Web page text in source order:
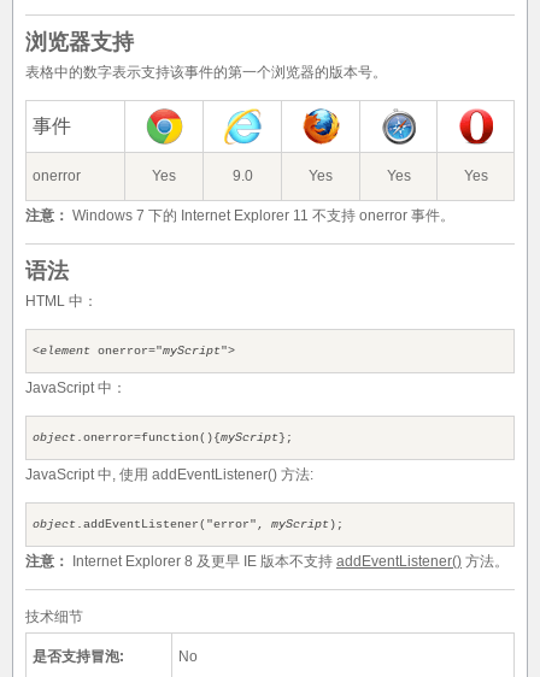
浏览器支持
表格中的数字表示支持该事件的第一个浏览器的版本号。
事件
onerror Yes 9.0 Yes Yes Yes
注意： Windows 7 下的 Internet Explorer 11 不支持 onerror 事件。
语法
HTML 中：
<element onerror="myScript">
JavaScript 中：
object .onerror=function(){myScript};
JavaScript 中, 使用 addEventListener() 方法:
object .addEventListener("error", myScript );
注意： Internet Explorer 8 及更早 IE 版本不支持 addEventListener() 方法。
技术细节
是否支持冒泡: No